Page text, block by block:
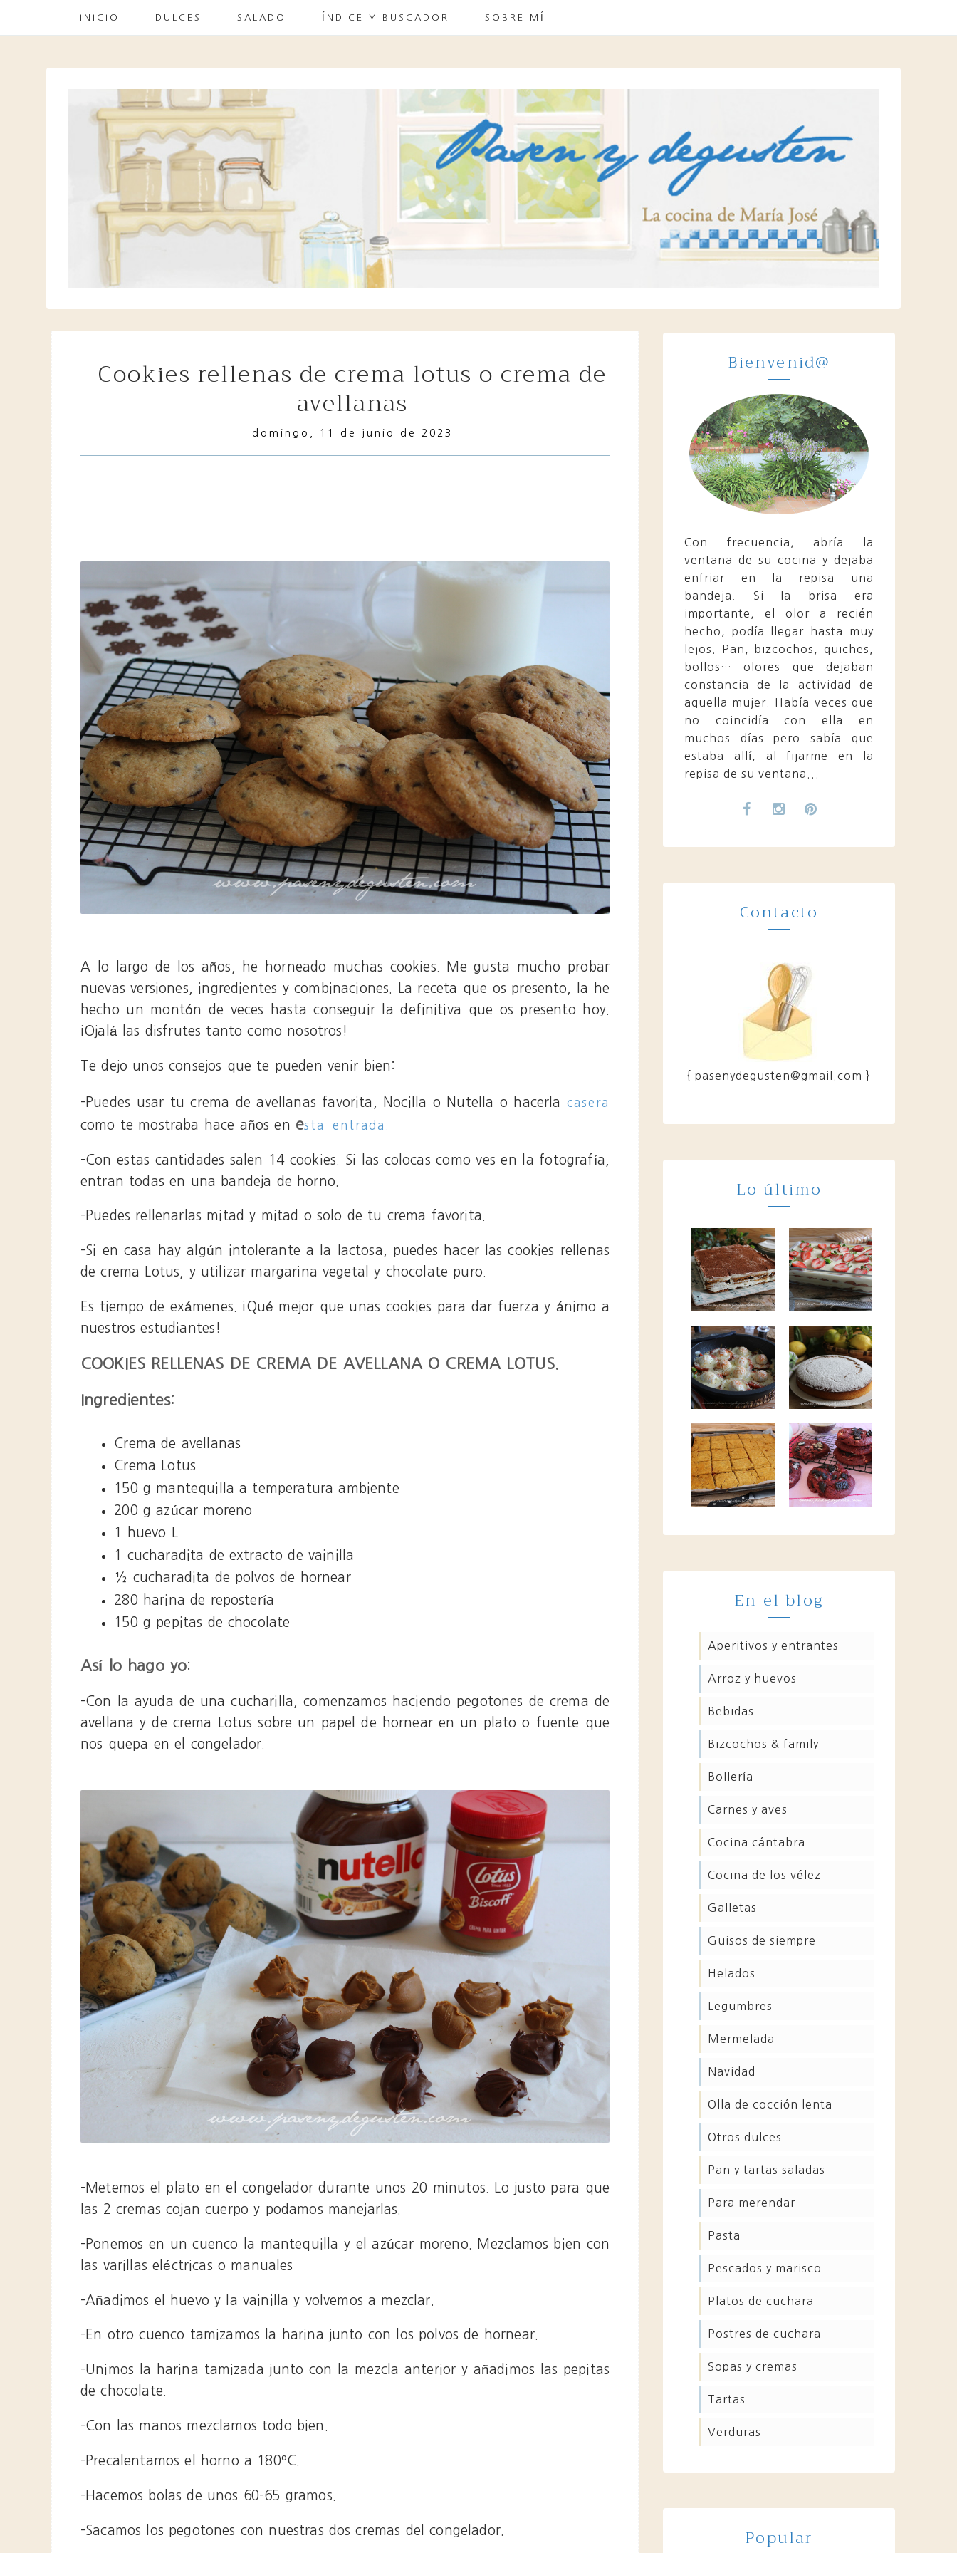
INICIO DULCES SALADO ÍNDICE Y BUSCADOR SOBRE MÍ
cookies rellenas de crema lotus o crema de
avellanas
domingo, 11 de junio de 2023
A lo largo de los años, he horneado muchas cookies. Me gusta mucho probar
nuevas versiones, ingredientes y combinaciones. La receta que os presento, la he
hecho un montón de veces hasta conseguir la definitiva que os presento hoy.
¡Ojalá las disfrutes tanto como nosotros!
Te dejo unos consejos que te pueden venir bien:
-Puedes usar tu crema de avellanas favorita, Nocilla o Nutella o hacerla casera
como te mostraba hace años en esta entrada.
-Con estas cantidades salen 14 cookies. Si las colocas como ves en la fotografía,
entran todas en una bandeja de horno.
-Puedes rellenarlas mitad y mitad o solo de tu crema favorita.
-Si en casa hay algún intolerante a la lactosa, puedes hacer las cookies rellenas
de crema Lotus, y utilizar margarina vegetal y chocolate puro.
Es tiempo de exámenes. ¡Qué mejor que unas cookies para dar fuerza y ánimo a
nuestros estudiantes!
COOKIES RELLENAS DE CREMA DE AVELLANA O CREMA LOTUS.
Ingredientes:
Crema de avellanas
Crema Lotus
150 g mantequilla a temperatura ambiente
200 g azúcar moreno
1 huevo L
1 cucharadita de extracto de vainilla
½ cucharadita de polvos de hornear
280 harina de repostería
150 g pepitas de chocolate
Así lo hago yo:
-Con la ayuda de una cucharilla, comenzamos haciendo pegotones de crema de
avellana y de crema Lotus sobre un papel de hornear en un plato o fuente que
nos quepa en el congelador.
-Metemos el plato en el congelador durante unos 20 minutos. Lo justo para que
las 2 cremas cojan cuerpo y podamos manejarlas.
-Ponemos en un cuenco la mantequilla y el azúcar moreno. Mezclamos bien con
las varillas eléctricas o manuales
-Añadimos el huevo y la vainilla y volvemos a mezclar.
-En otro cuenco tamizamos la harina junto con los polvos de hornear.
-Unimos la harina tamizada junto con la mezcla anterior y añadimos las pepitas
de chocolate.
-Con las manos mezclamos todo bien.
-Precalentamos el horno a 180ºC.
-Hacemos bolas de unos 60-65 gramos.
-Sacamos los pegotones con nuestras dos cremas del congelador.
Bienvenid@
Con frecuencia, abría la
ventana de su cocina y dejaba
enfriar en la repisa una
bandeja. Si la brisa era
importante, el olor a recién
hecho, podía llegar hasta muy
lejos. Pan, bizcochos, quiches,
bollos… olores que dejaban
constancia de la actividad de
aquella mujer. Había veces que
no coincidía con ella en
muchos días pero sabía que
estaba allí, al fijarme en la
repisa de su ventana...
Contacto
{ pasenydegusten@gmail.com }
Lo último
En el blog
aperitivos y entrantes
arroz y huevos
bebidas
bizcochos & family
bollería
carnes y aves
cocina cántabra
cocina de los vélez
galletas
guisos de siempre
helados
legumbres
mermelada
navidad
olla de cocción lenta
otros dulces
pan y tartas saladas
para merendar
pasta
pescados y marisco
platos de cuchara
postres de cuchara
sopas y cremas
tartas
verduras
Popular